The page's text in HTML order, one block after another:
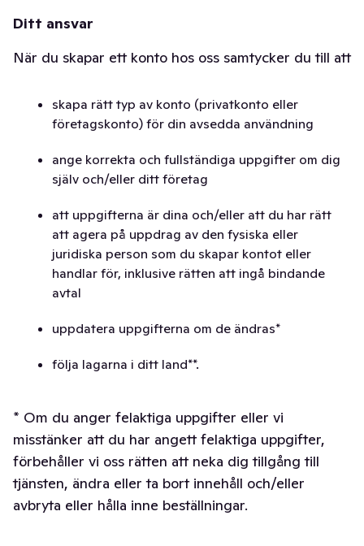
Ditt ansvar
När du skapar ett konto hos oss samtycker du till att
skapa rätt typ av konto (privatkonto eller
företagskonto) för din avsedda användning
ange korrekta och fullständiga uppgifter om dig
själv och/eller ditt företag
att uppgifterna är dina och/eller att du har rätt
att agera på uppdrag av den fysiska eller
juridiska person som du skapar kontot eller
handlar för, inklusive rätten att ingå bindande
avtal
uppdatera uppgifterna om de ändras*
följa lagarna i ditt land**.
* Om du anger felaktiga uppgifter eller vi
misstänker att du har angett felaktiga uppgifter,
förbehåller vi oss rätten att neka dig tillgång till
tjänsten, ändra eller ta bort innehåll och/eller
avbryta eller hålla inne beställningar.